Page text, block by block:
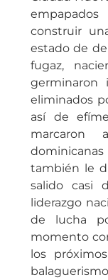
construir
estado de
fugaz,
germinaron
eliminados
así de
también le
salido casi
liderazgo
de lucha
momento
los